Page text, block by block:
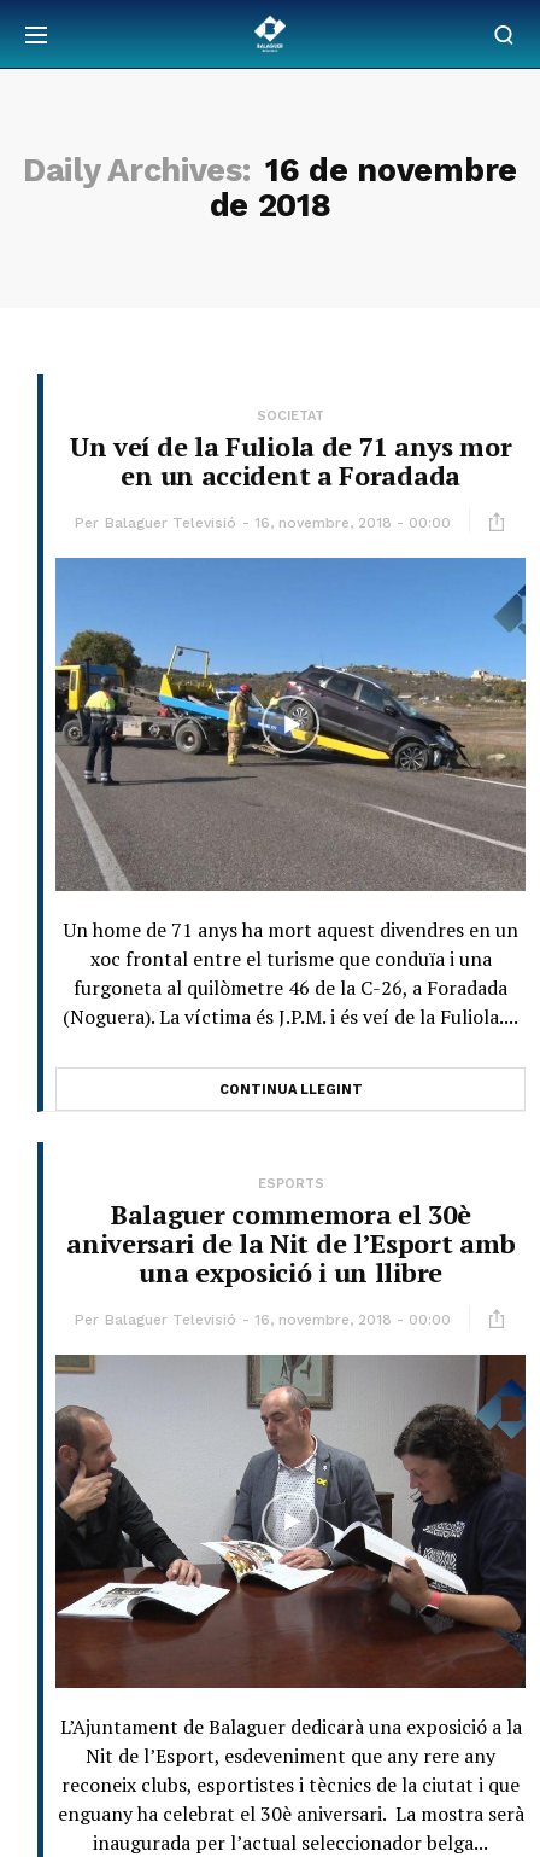
Daily Archives: 16 de novembre
de 2018
SOCIETAT
Un veí de la Fuliola de 71 anys mor
en un accident a Foradada
Per Balaguer Televisió 16, novembre, 2018 - 00:00
Un home de 71 anys ha mort aquest divendres en un
xoc frontal entre el turisme que conduïa i una
furgoneta al quilòmetre 46 de la C-26, a Foradada
(Noguera). La víctima és J.P.M. i és veí de la Fuliola....
CONTINUA LLEGINT
ESPORTS
Balaguer commemora el 30è
aniversari de la Nit de l’Esport amb
una exposició i un llibre
Per Balaguer Televisió 16, novembre, 2018 - 00:00
L’Ajuntament de Balaguer dedicarà una exposició a la
Nit de l’Esport, esdeveniment que any rere any
reconeix clubs, esportistes i tècnics de la ciutat i que
enguany ha celebrat el 30è aniversari. La mostra serà
inaugurada per l’actual seleccionador belga...